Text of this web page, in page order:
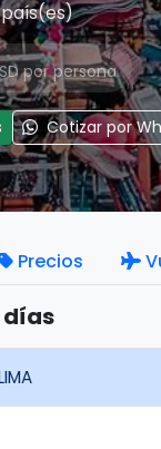
país(es)
por persona
Cotizar por
Precios
días